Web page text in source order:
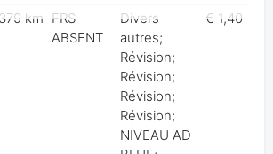
km FRS
ABSENT
Divers
autres;
Révision;
Révision;
Révision;
Révision;
NIVEAU AD
€ 1,40